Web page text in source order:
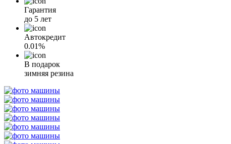
Гарантия
до 5 лет
Автокредит
0.01%
В подарок
зимняя резина